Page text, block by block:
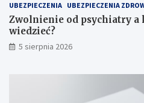
UBEZPIECZENIA UBEZPIECZENIA
Zwolnienie od psychiatry a
wiedzieć?
5 sierpnia 2026